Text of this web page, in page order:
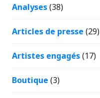
Analyses(38)
Articles de presse (29)
Artistes engagés(17)
Boutique (3)